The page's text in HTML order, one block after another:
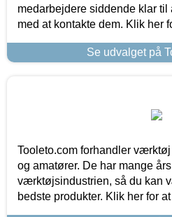
medarbejdere siddende klar
med at kontakte dem. Klik her
Se udvalget på
Tooleto.com forhandler
og amatører. De har mange
værktøjsindustrien, så du kan
bedste produkter. Klik her for